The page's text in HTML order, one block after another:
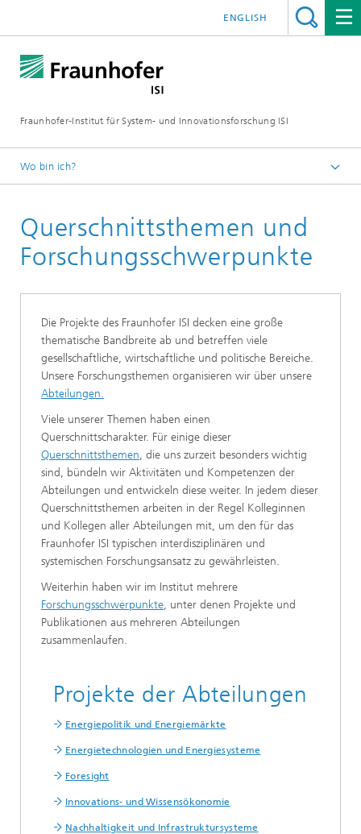
Fraunhofer-Institut für System- und Innovationsforschung ISI
ENGLISH
Wo bin ich?
Querschnittsthemen und
Forschungsschwerpunkte
Die Projekte des Fraunhofer ISI decken eine große
thematische Bandbreite ab und betreffen viele
gesellschaftliche, wirtschaftliche und politische Bereiche.
Unsere Forschungsthemen organisieren wir über unsere
Abteilungen.
Viele unserer Themen haben einen
Querschnittscharakter. Für einige dieser
Querschnittsthemen, die uns zurzeit besonders wichtig
sind, bündeln wir Aktivitäten und Kompetenzen der
Abteilungen und entwickeln diese weiter. In jedem dieser
Querschnittsthemen arbeiten in der Regel Kolleginnen
und Kollegen aller Abteilungen mit, um den für das
Fraunhofer ISI typischen interdisziplinären und
systemischen Forschungsansatz zu gewährleisten.
Weiterhin haben wir im Institut mehrere
Forschungsschwerpunkte, unter denen Projekte und
Publikationen aus mehreren Abteilungen
zusammenlaufen.
Projekte der Abteilungen
Energiepolitik und Energiemärkte
Energietechnologien und Energiesysteme
Foresight
Innovations- und Wissensökonomie
Nachhaltigkeit und Infrastruktursysteme